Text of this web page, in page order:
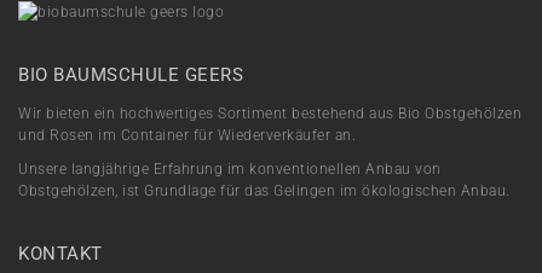
BIO BAUMSCHULE GEERS
Wir bieten ein hochwertiges Sortiment bestehend aus Bio Obstgehölzen
und Rosen im Container für Wiederverkäufer an.
Unsere langjährige Erfahrung im konventionellen Anbau von
Obstgehölzen, ist Grundlage für das Gelingen im ökologischen Anbau.
KONTAKT